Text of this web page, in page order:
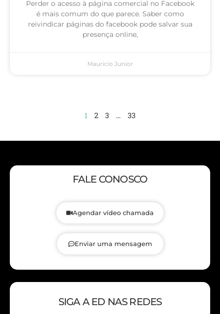
Perder o acesso à página comercial no Facebook
é mais comum do que parece. Saber como
reivindicar páginas do facebook pode salvar sua
presença online,
Mauricio Junior
1 2 3 … 33
FALE CONOSCO
Agendar vídeo chamada
Enviar uma mensagem
SIGA A ED NAS REDES